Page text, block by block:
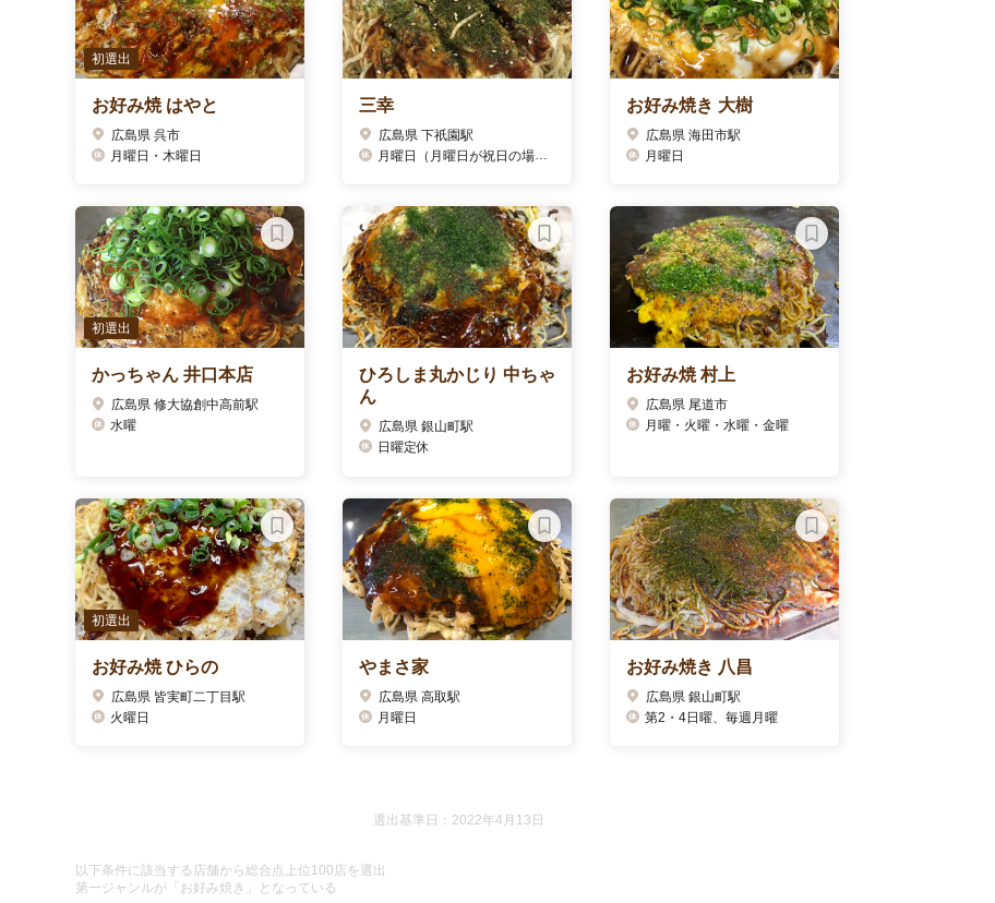
初選出
お好み焼 はやと
広島県 呉市
月曜日・木曜日
三幸
広島県 下祇園駅
月曜日（月曜日が祝日の場合は火曜日）
お好み焼き 大樹
広島県 海田市駅
月曜日
初選出
かっちゃん 井口本店
広島県 修大協創中高前駅
水曜
ひろしま丸かじり 中ちゃ
ん
広島県 銀山町駅
日曜定休
お好み焼 村上
広島県 尾道市
月曜・火曜・水曜・金曜
初選出
お好み焼 ひらの
広島県 皆実町二丁目駅
火曜日
やまさ家
広島県 高取駅
月曜日
お好み焼き 八昌
広島県 銀山町駅
第2・4日曜、毎週月曜
選出基準日：2022年4月13日
以下条件に該当する店舗から総合点上位100店を選出
第一ジャンルが「お好み焼き」となっている